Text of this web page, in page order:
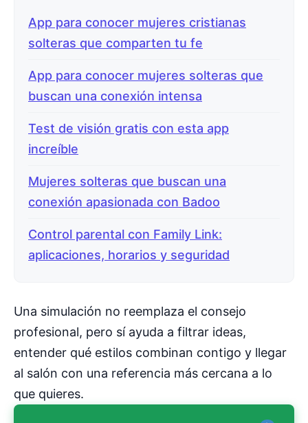
App para conocer mujeres cristianas
solteras que comparten tu fe
App para conocer mujeres solteras que
buscan una conexión intensa
Test de visión gratis con esta app
increíble
Mujeres solteras que buscan una
conexión apasionada con Badoo
Control parental con Family Link:
aplicaciones, horarios y seguridad
Una simulación no reemplaza el consejo
profesional, pero sí ayuda a filtrar ideas,
entender qué estilos combinan contigo y llegar
al salón con una referencia más cercana a lo
que quieres.